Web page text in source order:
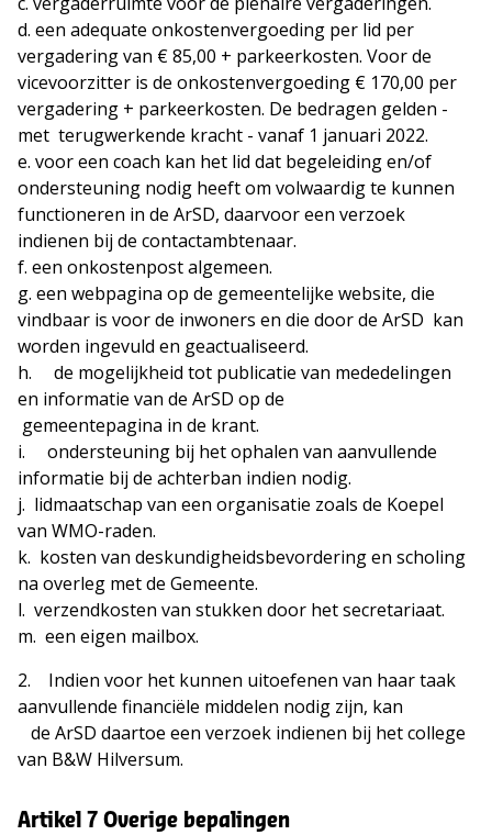
d. een adequate onkostenvergoeding per lid per
vergadering van € 85,00 + parkeerkosten. Voor de
vicevoorzitter is de onkostenvergoeding € 170,00 per
vergadering + parkeerkosten. De bedragen gelden -
met terugwerkende kracht - vanaf 1 januari 2022.
e. voor een coach kan het lid dat begeleiding en/of
ondersteuning nodig heeft om volwaardig te kunnen
functioneren in de ArSD, daarvoor een verzoek
indienen bij de contactambtenaar.
f. een onkostenpost algemeen.
g. een webpagina op de gemeentelijke website, die
vindbaar is voor de inwoners en die door de ArSD kan
worden ingevuld en geactualiseerd.
h. de mogelijkheid tot publicatie van mededelingen
en informatie van de ArSD op de
gemeentepagina in de krant.
i. ondersteuning bij het ophalen van aanvullende
informatie bij de achterban indien nodig.
j. lidmaatschap van een organisatie zoals de Koepel
van WMO-raden.
k. kosten van deskundigheidsbevordering en scholing
na overleg met de Gemeente.
l. verzendkosten van stukken door het secretariaat.
m. een eigen mailbox.
2. Indien voor het kunnen uitoefenen van haar taak
aanvullende financiële middelen nodig zijn, kan
de ArSD daartoe een verzoek indienen bij het college
van B&W Hilversum.
Artikel 7 Overige bepalingen